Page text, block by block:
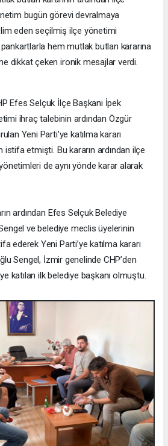
bugün görevi devralmaya
eden seçilmiş ilçe yönetimi
pankartlarla hem mutlak butlan kararına
dikkat çeken ironik mesajlar verdi.
Efes Selçuk İlçe Başkanı İpek
ihraç talebinin ardından Özgür
Yeni Parti’ye katılma kararı
istifa etmişti. Bu kararın ardından ilçe
de aynı yönde karar alarak
ardından Efes Selçuk Belediye
ve belediye meclis üyelerinin
ederek Yeni Parti’ye katılma kararı
Sengel, İzmir genelinde CHP’den
katılan ilk belediye başkanı olmuştu.